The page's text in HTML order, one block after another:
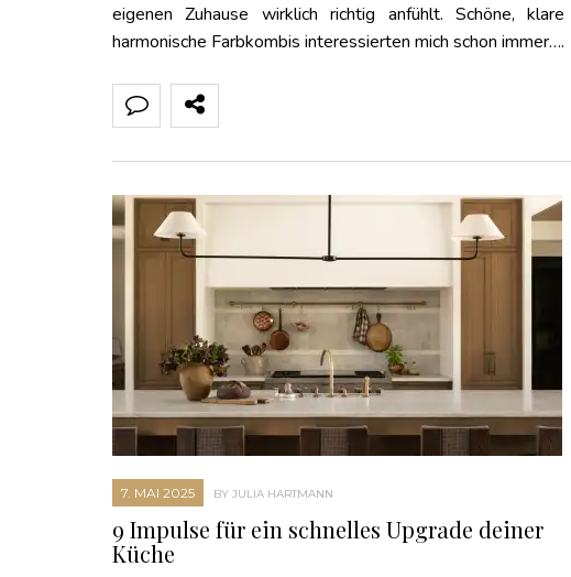
eigenen Zuhause wirklich richtig anfühlt. Schöne,
harmonische Farbkombis interessierten mich schon immer….
7. MAI 2025 BY JULIA HARTMANN
9 Impulse für ein schnelles Upgrade deiner
Küche